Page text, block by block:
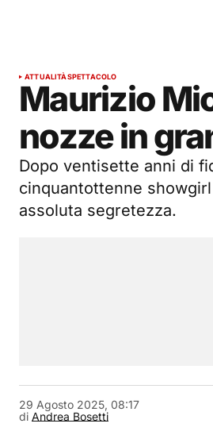
ATTUALITÀSPETTACOLO
Maurizio
nozze in
Dopo ventisette anni di
cinquantottenne
assoluta segretezza.
di Andrea Bosetti
29 Agosto 2025, 08:17